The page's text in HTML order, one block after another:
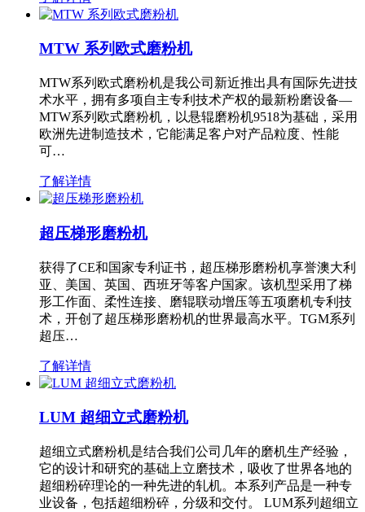
MTW 系列欧式磨粉机
MTW系列欧式磨粉机是我公司新近推出具有国际先进技
术水平，拥有多项自主专利技术产权的最新粉磨设备—
MTW系列欧式磨粉机，以悬辊磨粉机9518为基础，采用
欧洲先进制造技术，它能满足客户对产品粒度、性能
可…
了解详情
超压梯形磨粉机
获得了CE和国家专利证书，超压梯形磨粉机享誉澳大利
亚、美国、英国、西班牙等客户国家。该机型采用了梯
形工作面、柔性连接、磨辊联动增压等五项磨机专利技
术，开创了超压梯形磨粉机的世界最高水平。TGM系列
超压…
了解详情
LUM 超细立式磨粉机
超细立式磨粉机是结合我们公司几年的磨机生产经验，
它的设计和研究的基础上立磨技术，吸收了世界各地的
超细粉碎理论的一种先进的轧机。本系列产品是一种专
业设备，包括超细粉碎，分级和交付。 LUM系列超细立